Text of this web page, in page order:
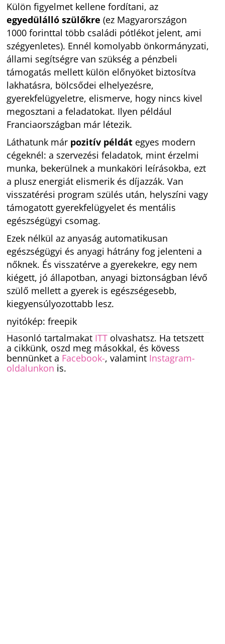
Külön figyelmet kellene fordítani, az
egyedülálló szülőkre (ez Magyarországon
1000 forinttal több családi pótlékot jelent, ami
szégyenletes). Ennél komolyabb önkormányzati,
állami segítségre van szükség a pénzbeli
támogatás mellett külön előnyöket biztosítva
lakhatásra, bölcsődei elhelyezésre,
gyerekfelügyeletre, elismerve, hogy nincs kivel
megosztani a feladatokat. Ilyen például
Franciaországban már létezik.
Láthatunk már pozitív példát egyes modern
cégeknél: a szervezési feladatok, mint érzelmi
munka, bekerülnek a munkaköri leírásokba, ezt
a plusz energiát elismerik és díjazzák. Van
visszatérési program szülés után, helyszíni vagy
támogatott gyerekfelügyelet és mentális
egészségügyi csomag.
Ezek nélkül az anyaság automatikusan
egészségügyi és anyagi hátrány fog jelenteni a
nőknek. És visszatérve a gyerekekre, egy nem
kiégett, jó állapotban, anyagi biztonságban lévő
szülő mellett a gyerek is egészségesebb,
kiegyensúlyozottabb lesz.
nyitókép: freepik
Hasonló tartalmakat ITT olvashatsz. Ha tetszett
a cikkünk, oszd meg másokkal, és kövess
bennünket a Facebook-, valamint Instagram-
oldalunkon is.